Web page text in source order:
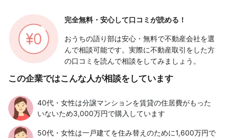
完全無料・安心して口コミが読める！
おうちの語り部は安心・無料で不動産会社を選
んで相談可能です。実際に不動産取引をした方
の口コミを読んで相談をしてみましょう。
この企業ではこんな人が相談をしています
40代・女性は分譲マンションを賃貸の住居費がもった
いないため3,000万円で購入しています
50代・女性は一戸建てを住み替えのために1,600万円で